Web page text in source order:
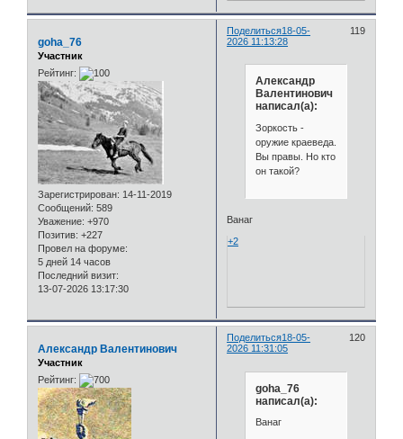
Поделиться 119
18-05-
2026 11:13:28
goha_76
Участник
Рейтинг:
Зарегистрирован: 14-11-2019
Сообщений: 589
Уважение: +970
Позитив: +227
Провел на форуме:
5 дней 14 часов
Последний визит:
13-07-2026 13:17:30
Александр
Валентинович
написал(а):
Зоркость -
оружие краеведа.
Вы правы. Но кто
он такой?
Ванаг
+2
Поделиться 120
18-05-
2026 11:31:05
Александр Валентинович
Участник
Рейтинг:
goha_76
написал(а):
Ванаг